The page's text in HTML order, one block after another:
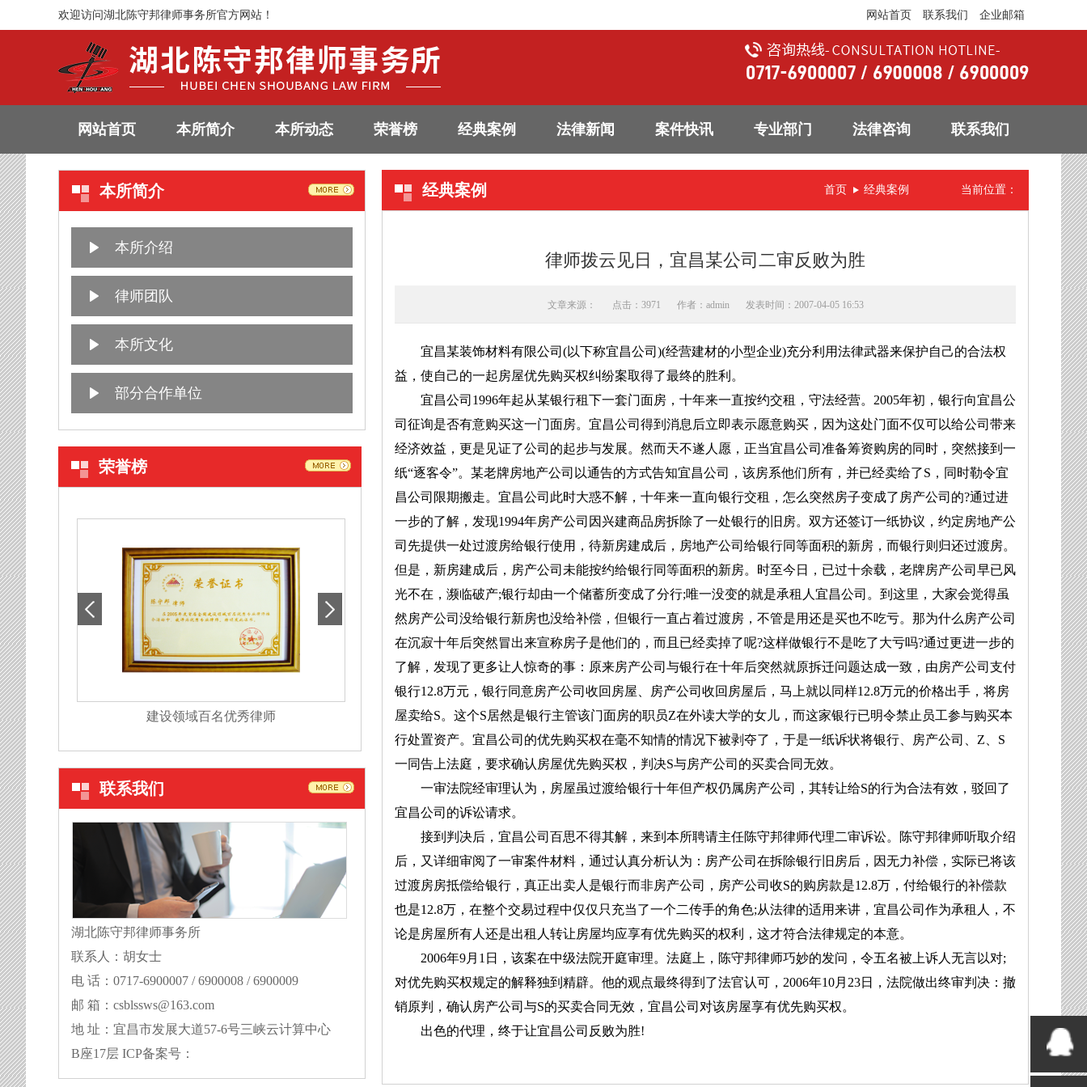
欢迎访问湖北陈守邦律师事务所官方网站！ 网站首页 联系我们 企业邮箱
网站首页 本所简介 本所动态 荣誉榜 经典案例 法律新闻 案件快讯 专业部门 法律咨询 联系我们
本所简介
本所介绍
律师团队
本所文化
部分合作单位
荣誉榜
秀律师 规范化建设事务所证书 2004市直工委优秀共产党员 建设领域百名优秀律师
联系我们
湖北陈守邦律师事务所
联系人：胡女士
电 话：0717-6900007 / 6900008 / 6900009
邮 箱：csblssws@163.com
地 址：宜昌市发展大道57-6号三峡云计算中心
B座17层 ICP备案号：
经典案例 当前位置：
首页 经典案例
律师拨云见日，宜昌某公司二审反败为胜
文章来源： 点击：3971 作者：admin 发表时间：2007-04-05 16:53
宜昌某装饰材料有限公司(以下称宜昌公司)(经营建材的小型企业)充分利用法律武器来保护自己的合法权
益，使自己的一起房屋优先购买权纠纷案取得了最终的胜利。
宜昌公司1996年起从某银行租下一套门面房，十年来一直按约交租，守法经营。2005年初，银行向宜昌公
司征询是否有意购买这一门面房。宜昌公司得到消息后立即表示愿意购买，因为这处门面不仅可以给公司带来
经济效益，更是见证了公司的起步与发展。然而天不遂人愿，正当宜昌公司准备筹资购房的同时，突然接到一
纸“逐客令”。某老牌房地产公司以通告的方式告知宜昌公司，该房系他们所有，并已经卖给了S，同时勒令宜
昌公司限期搬走。宜昌公司此时大惑不解，十年来一直向银行交租，怎么突然房子变成了房产公司的?通过进
一步的了解，发现1994年房产公司因兴建商品房拆除了一处银行的旧房。双方还签订一纸协议，约定房地产公
司先提供一处过渡房给银行使用，待新房建成后，房地产公司给银行同等面积的新房，而银行则归还过渡房。
但是，新房建成后，房产公司未能按约给银行同等面积的新房。时至今日，已过十余载，老牌房产公司早已风
光不在，濒临破产;银行却由一个储蓄所变成了分行;唯一没变的就是承租人宜昌公司。到这里，大家会觉得虽
然房产公司没给银行新房也没给补偿，但银行一直占着过渡房，不管是用还是买也不吃亏。那为什么房产公司
在沉寂十年后突然冒出来宣称房子是他们的，而且已经卖掉了呢?这样做银行不是吃了大亏吗?通过更进一步的
了解，发现了更多让人惊奇的事：原来房产公司与银行在十年后突然就原拆迁问题达成一致，由房产公司支付
银行12.8万元，银行同意房产公司收回房屋、房产公司收回房屋后，马上就以同样12.8万元的价格出手，将房
屋卖给S。这个S居然是银行主管该门面房的职员Z在外读大学的女儿，而这家银行已明令禁止员工参与购买本
行处置资产。宜昌公司的优先购买权在毫不知情的情况下被剥夺了，于是一纸诉状将银行、房产公司、Z、S
一同告上法庭，要求确认房屋优先购买权，判决S与房产公司的买卖合同无效。
一审法院经审理认为，房屋虽过渡给银行十年但产权仍属房产公司，其转让给S的行为合法有效，驳回了
宜昌公司的诉讼请求。
接到判决后，宜昌公司百思不得其解，来到本所聘请主任陈守邦律师代理二审诉讼。陈守邦律师听取介绍
后，又详细审阅了一审案件材料，通过认真分析认为：房产公司在拆除银行旧房后，因无力补偿，实际已将该
过渡房房抵偿给银行，真正出卖人是银行而非房产公司，房产公司收S的购房款是12.8万，付给银行的补偿款
也是12.8万，在整个交易过程中仅仅只充当了一个二传手的角色;从法律的适用来讲，宜昌公司作为承租人，不
论是房屋所有人还是出租人转让房屋均应享有优先购买的权利，这才符合法律规定的本意。
2006年9月1日，该案在中级法院开庭审理。法庭上，陈守邦律师巧妙的发问，令五名被上诉人无言以对;
对优先购买权规定的解释独到精辟。他的观点最终得到了法官认可，2006年10月23日，法院做出终审判决：撤
销原判，确认房产公司与S的买卖合同无效，宜昌公司对该房屋享有优先购买权。
出色的代理，终于让宜昌公司反败为胜!